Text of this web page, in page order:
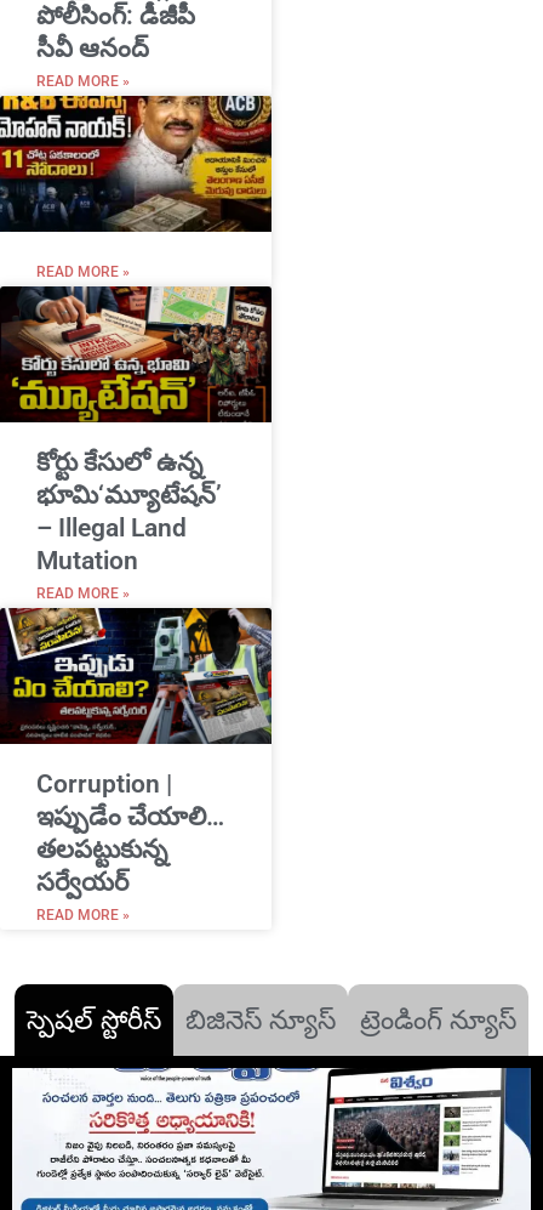
పోలీసింగ్: డీజీపీ
సీవీ ఆనంద్
READ MORE »
READ MORE »
​కోర్టు కేసులో ఉన్న
భూమి‘మ్యూటేషన్’
– Illegal Land
Mutation
READ MORE »
Corruption |
ఇప్పుడేం చేయాలి…
తలపట్టుకున్న
సర్వేయర్
READ MORE »
స్పెషల్ స్టోరీస్ బిజినెస్ న్యూస్ ట్రెండింగ్ న్యూస్